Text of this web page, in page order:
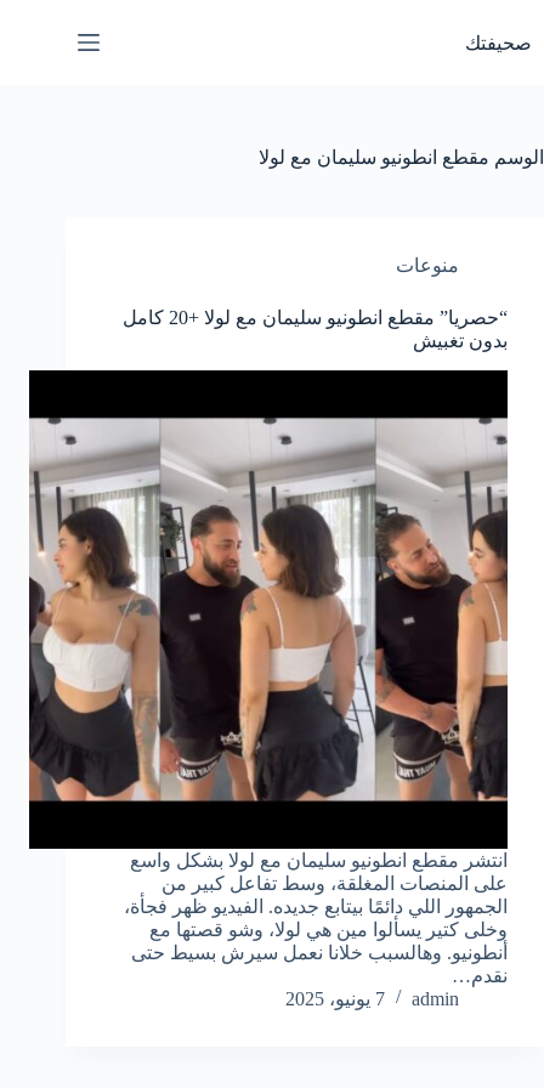
المحتوى
صحيفتك
الوسم مقطع انطونيو سليمان مع لولا
منوعات
“حصريا” مقطع انطونيو سليمان مع لولا +20 كامل
بدون تغبيش
انتشر مقطع انطونيو سليمان مع لولا بشكل واسع
على المنصات المغلقة، وسط تفاعل كبير من
الجمهور اللي دائمًا بيتابع جديده. الفيديو ظهر فجأة،
وخلى كتير يسألوا مين هي لولا، وشو قصتها مع
أنطونيو. وهالسبب خلانا نعمل سيرش بسيط حتى
نقدم…
admin
7 يونيو، 2025